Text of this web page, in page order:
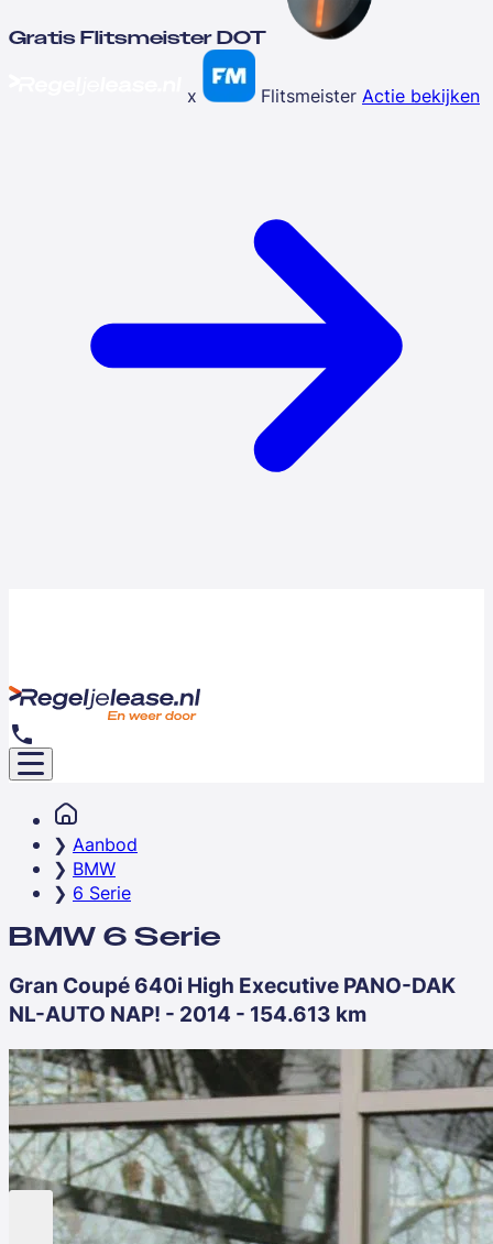
Gratis Flitsmeister DOT
x Flitsmeister Actie bekijken
Aanbod
BMW
6 Serie
BMW 6 Serie
Gran Coupé 640i High Executive PANO-DAK
NL-AUTO NAP! - 2014 - 154.613 km